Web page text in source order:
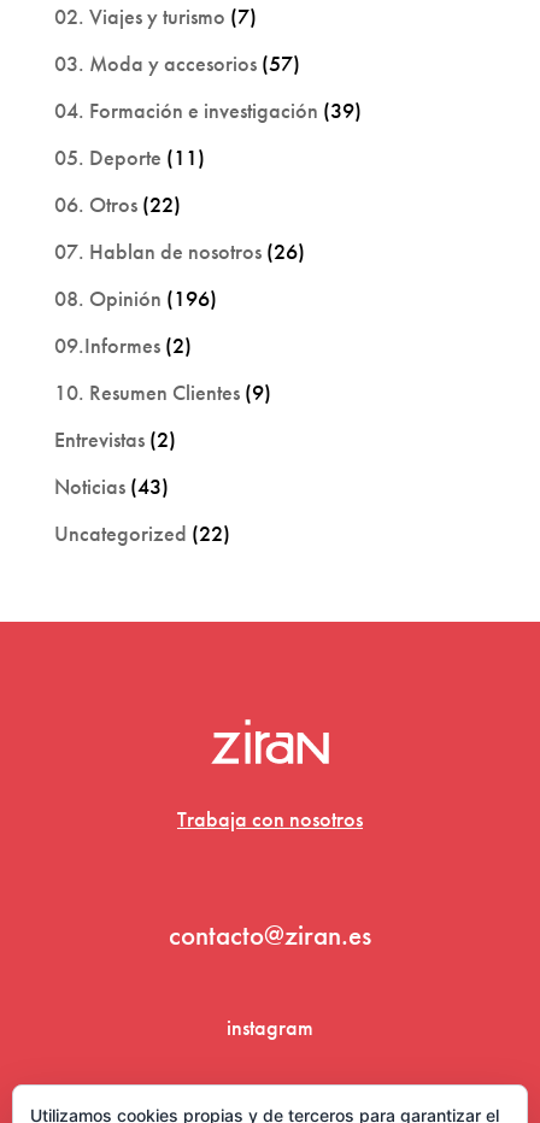
02. Viajes y turismo (7)
03. Moda y accesorios(57)
04. Formación e investigación (39)
05. Deporte (11)
06. Otros(22)
07. Hablan de nosotros(26)
08. Opinión (196)
09.Informes(2)
10. Resumen Clientes(9)
Entrevistas(2)
Noticias(43)
Uncategorized (22)
Trabaja con nosotros
contacto@ziran.es
instagram
Utilizamos cookies propias y de terceros para garantizar el